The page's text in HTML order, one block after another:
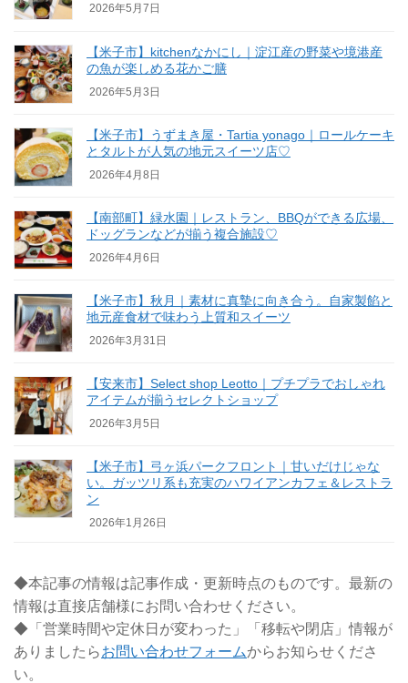
2026年5月7日
【米子市】kitchenなかにし｜淀江産の野菜や境港産
の魚が楽しめる花かご膳
2026年5月3日
【米子市】うずまき屋・Tartia yonago｜ロールケーキ
とタルトが人気の地元スイーツ店♡
2026年4月8日
【南部町】緑水園｜レストラン、BBQができる広場、
ドッグランなどが揃う複合施設♡
2026年4月6日
【米子市】秋月｜素材に真摯に向き合う。自家製餡と
地元産食材で味わう上質和スイーツ
2026年3月31日
【安来市】Select shop Leotto｜プチプラでおしゃれ
アイテムが揃うセレクトショップ
2026年3月5日
【米子市】弓ヶ浜パークフロント｜甘いだけじゃな
い。ガッツリ系も充実のハワイアンカフェ＆レストラ
ン
2026年1月26日
◆本記事の情報は記事作成・更新時点のものです。最新の
情報は直接店舗様にお問い合わせください。
◆「営業時間や定休日が変わった」「移転や閉店」情報が
ありましたらお問い合わせフォームからお知らせくださ
い。